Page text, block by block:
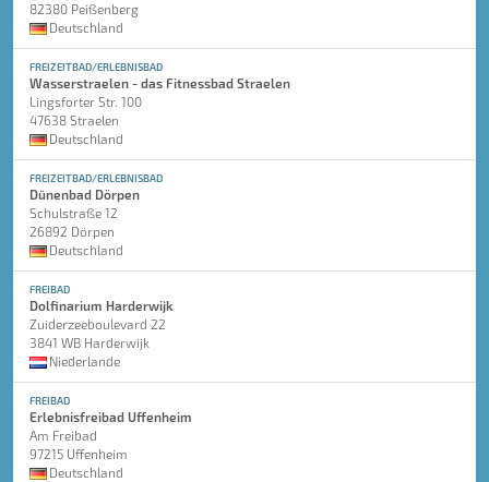
82380 Peißenberg
Deutschland
FREIZEITBAD/ERLEBNISBAD
Wasserstraelen - das Fitnessbad Straelen
Lingsforter Str. 100
47638 Straelen
Deutschland
FREIZEITBAD/ERLEBNISBAD
Dünenbad Dörpen
Schulstraße 12
26892 Dörpen
Deutschland
FREIBAD
Dolfinarium Harderwijk
Zuiderzeeboulevard 22
3841 WB Harderwijk
Niederlande
FREIBAD
Erlebnisfreibad Uffenheim
Am Freibad
97215 Uffenheim
Deutschland